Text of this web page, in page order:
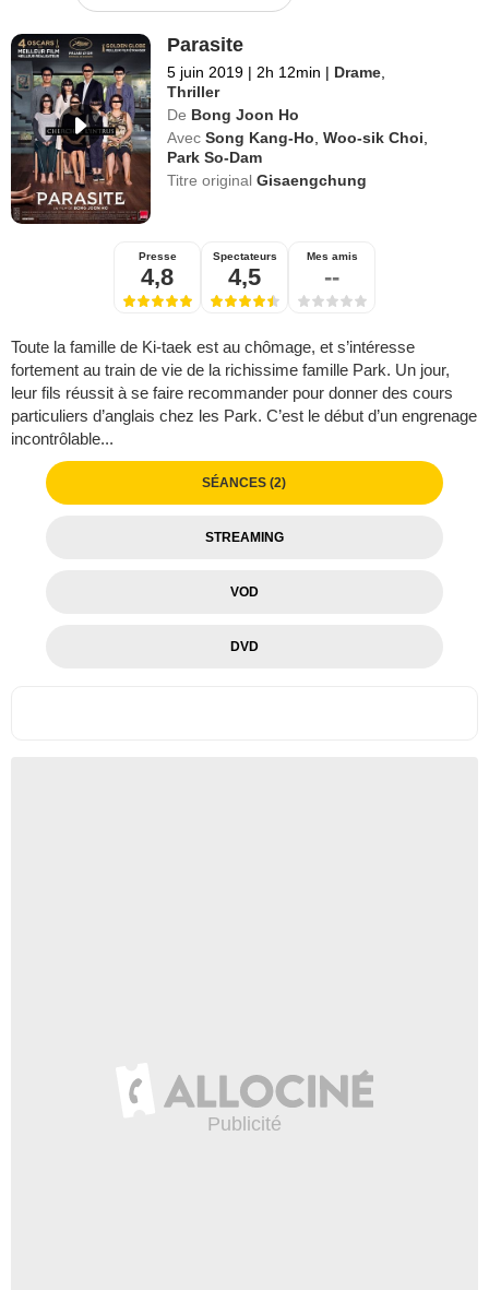
Parasite
5 juin 2019 | 2h 12min | Drame
Thriller
De Bong Joon Ho
Avec Song Kang-Ho ,Woo-sik Choi
Park So-Dam
Titre originalGisaengchung
Presse
4,8
Spectateurs
4,5
Mes amis
--
Toute la famille de Ki-taek est au chômage, et s’intéresse
fortement au train de vie de la richissime famille Park. Un jour,
leur fils réussit à se faire recommander pour donner des cours
particuliers d’anglais chez les Park. C’est le début d’un engrenage
incontrôlable...
SÉANCES (2)
STREAMING
VOD
DVD